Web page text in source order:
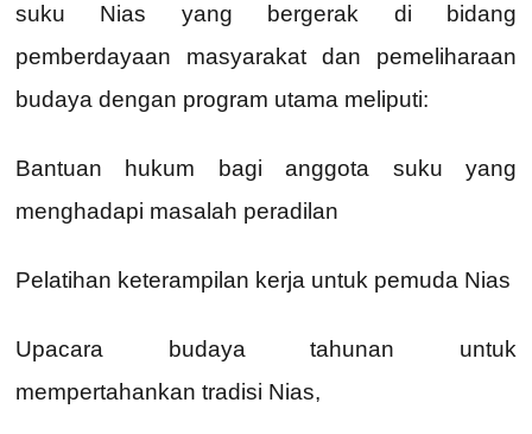
suku Nias yang bergerak di bidang
pemberdayaan masyarakat dan pemeliharaan
budaya dengan program utama meliputi:
Bantuan hukum bagi anggota suku yang
menghadapi masalah peradilan
Pelatihan keterampilan kerja untuk pemuda Nias
Upacara budaya tahunan untuk
mempertahankan tradisi Nias,